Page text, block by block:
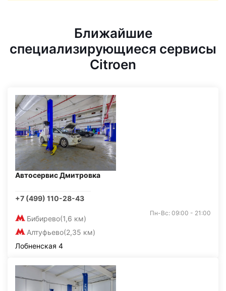
Ближайшие
специализирующиеся сервисы
Citroen
Автосервис Дмитровка
+7 (499) 110-28-43
Бибирево(1,6 км)
Алтуфьево(2,35 км)
Пн-Вс: 09:00 - 21:00
Лобненская 4